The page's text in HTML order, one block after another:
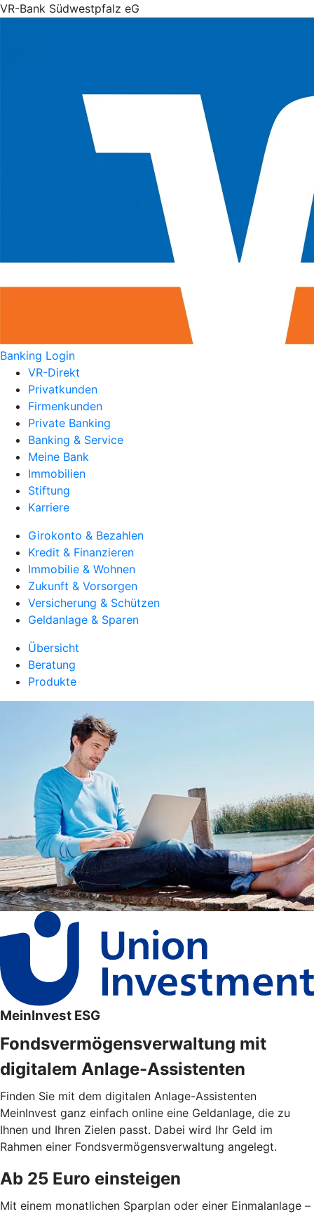
VR-Bank Südwestpfalz eG
Banking Login
VR-Direkt
Privatkunden
Firmenkunden
Private Banking
Banking & Service
Meine Bank
Immobilien
Stiftung
Karriere
Girokonto & Bezahlen
Kredit & Finanzieren
Immobilie & Wohnen
Zukunft & Vorsorgen
Versicherung & Schützen
Geldanlage & Sparen
Übersicht
Beratung
Produkte
MeinInvest ESG
Fondsvermögensverwaltung mit
digitalem Anlage-Assistenten
Finden Sie mit dem digitalen Anlage-Assistenten
MeinInvest ganz einfach online eine Geldanlage, die zu
Ihnen und Ihren Zielen passt. Dabei wird Ihr Geld im
Rahmen einer Fondsvermögensverwaltung angelegt.
Ab 25 Euro einsteigen
Mit einem monatlichen Sparplan oder einer Einmalanlage –